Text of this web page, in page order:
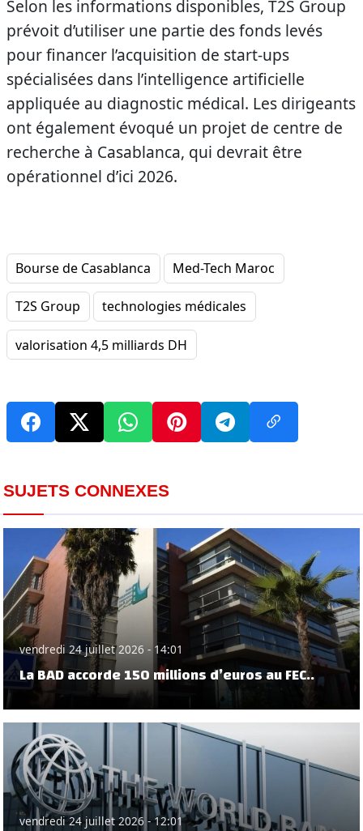
Selon les informations disponibles, T2S Group
prévoit d’utiliser une partie des fonds levés
pour financer l’acquisition de start-ups
spécialisées dans l’intelligence artificielle
appliquée au diagnostic médical. Les dirigeants
ont également évoqué un projet de centre de
recherche à Casablanca, qui devrait être
opérationnel d’ici 2026.
Bourse de Casablanca Med-Tech Maroc
T2S Group technologies médicales
valorisation 4,5 milliards DH
SUJETS CONNEXES
vendredi 24 juillet 2026 - 14:01
La BAD accorde 150 millions d’euros au FEC..
vendredi 24 juillet 2026 - 12:01